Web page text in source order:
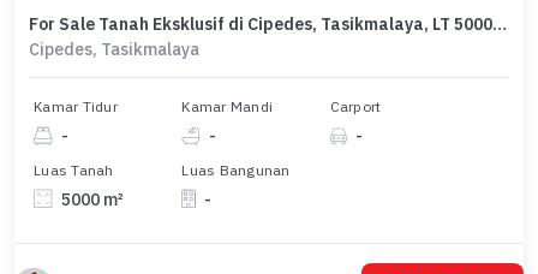
For Sale Tanah Eksklusif di Cipedes, Tasikmalaya, LT 5000m²
Cipedes, Tasikmalaya
Kamar Tidur
-
Kamar Mandi
-
Carport
-
Luas Tanah
5000 m²
Luas Bangunan
-